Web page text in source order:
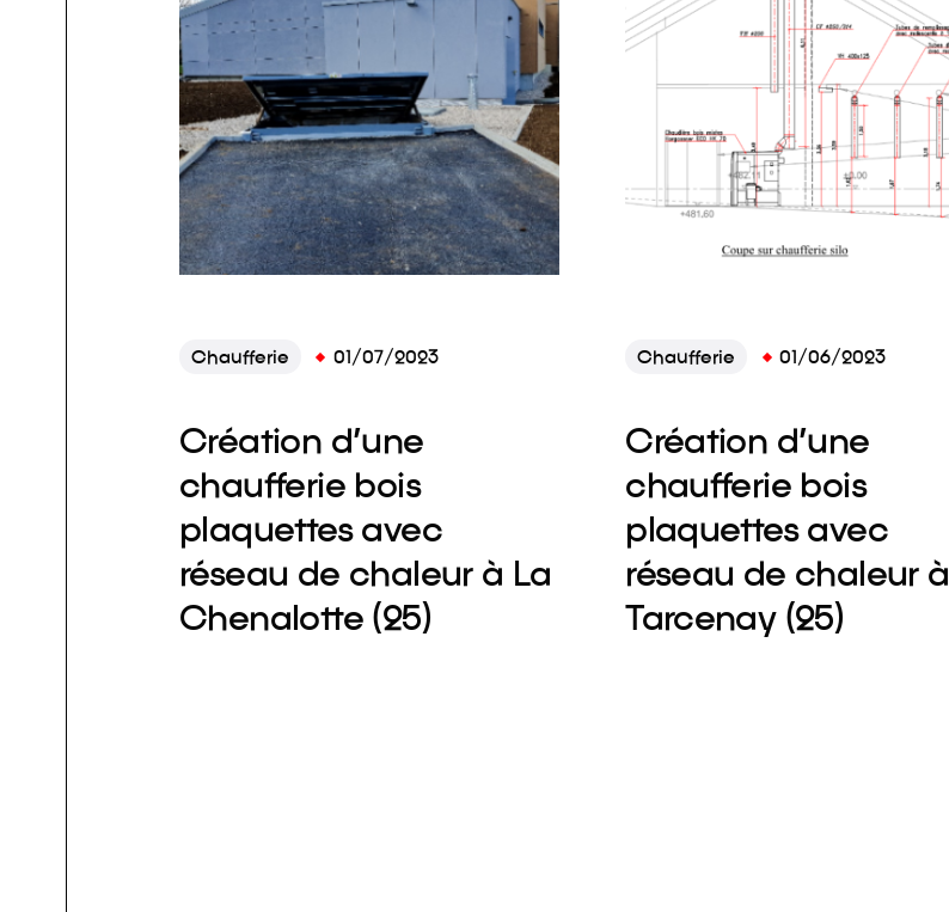
Chaufferie 01/07/2023
Création d’une
chaufferie bois
plaquettes avec
réseau de chaleur à La
Chenalotte (25)
Chaufferie 01/06/2023
Création d’une
chaufferie bois
plaquettes avec
réseau de chaleur à
Tarcenay (25)